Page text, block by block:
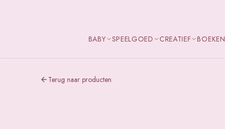
BABY SPEELGOED CREATIEF BOEKEN
Terug naar producten